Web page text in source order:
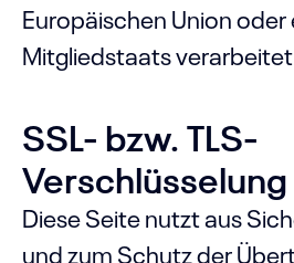
Europäischen Union oder
Mitgliedstaats
SSL- bzw. TLS-
Verschlüsselung
Diese Seite nutzt aus
und zum Schutz der